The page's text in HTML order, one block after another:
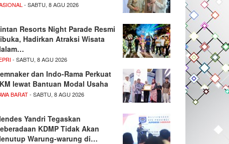
- SABTU, 8 AGU 2026
Resorts Night Parade Resmi
Hadirkan Atraksi Wisata
- SABTU, 8 AGU 2026
dan Indo-Rama Perkuat
lewat Bantuan Modal Usaha
BARAT- SABTU, 8 AGU 2026
Yandri Tegaskan
KDMP Tidak Akan
Warung-warung di…